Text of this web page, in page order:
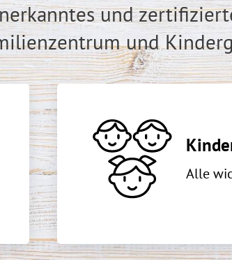
und
und
Alle